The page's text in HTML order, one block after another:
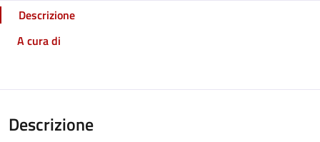
Descrizione
A cura di
Descrizione